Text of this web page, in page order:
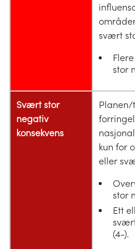
svært
stor
Svært stor
negativ
konsekvens
kun for
eller
stor
Ett
(4-).